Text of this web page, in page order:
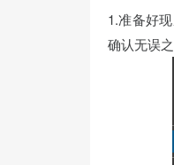
1.准备好
确认无误